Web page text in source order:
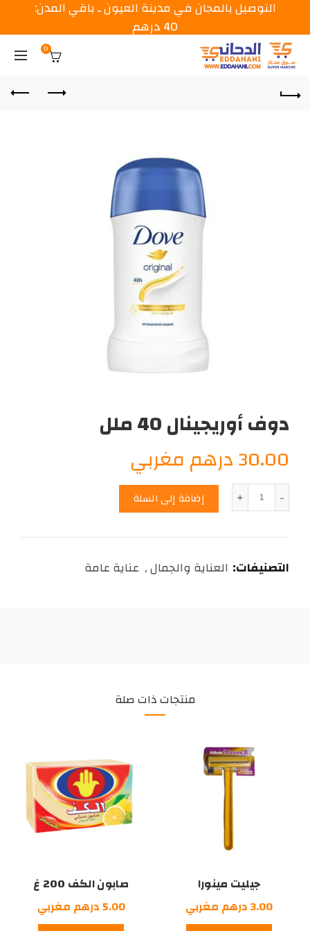
0
دوف أوريجينال 40 ملل
30.00درهم مغربي
الكمية إضافة إلى السلة
التصنيفات: العناية والجمال, عناية عامة
منتجات ذات صلة
جيليت مينورا
3.00درهم مغربي
صابون الكف 200 غ
5.00درهم مغربي
التوصيل بالمجان في مدينة العيون ـ باقي المدن:
40 درهم